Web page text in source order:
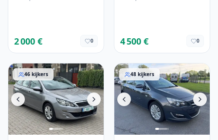
2 000 € 0 4 500 € 0
Peugeot 308 2014
46 kijkers Opel Astra 2015
48 kijkers